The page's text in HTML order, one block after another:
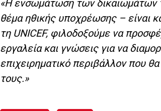
«Η ενσωμάτωση των δικαιωμάτων
θέμα ηθικής υποχρέωσης – είναι
τη UNICEF, φιλοδοξούμε να
εργαλεία και γνώσεις για να
επιχειρηματικό περιβάλλον που
τους.»